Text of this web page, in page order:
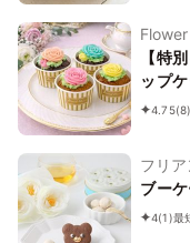
【特
ップ
4.75
フリ
ブー
4(1)最